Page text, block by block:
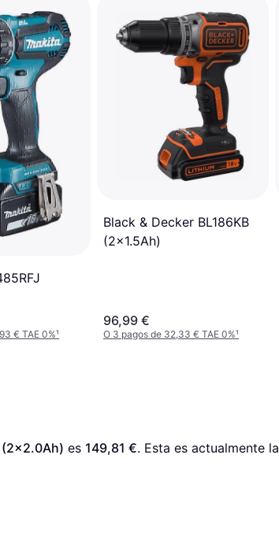
€ TAE 0%¹
Black & Decker BL186KB
(2x1.5Ah)
96,99 €
O 3 pagos de 32,33 € TAE 0%¹
(2x2.0Ah) es 149,81 €. Esta es actualmente la